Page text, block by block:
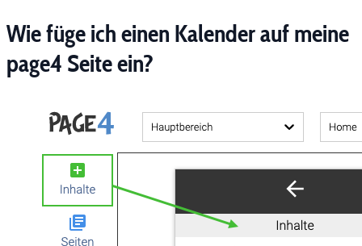
Wie füge ich einen Kalender auf meine
page4 Seite ein?